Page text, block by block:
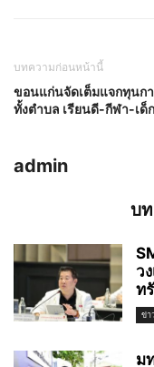
บทความก่อนหน้านี้
ขอนแก่นจัดเต็มแจกทุนก
ทั้งตำบล เรียนดี-กีฬา-เด็
admin
บ
ว
ท
ข่า
ม